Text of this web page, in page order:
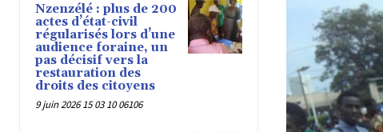
Nzenzélé : plus de 200
actes d’état-civil
régularisés lors d’une
audience foraine, un
pas décisif vers la
restauration des
droits des citoyens
9 juin 2026 15 03 10 06106